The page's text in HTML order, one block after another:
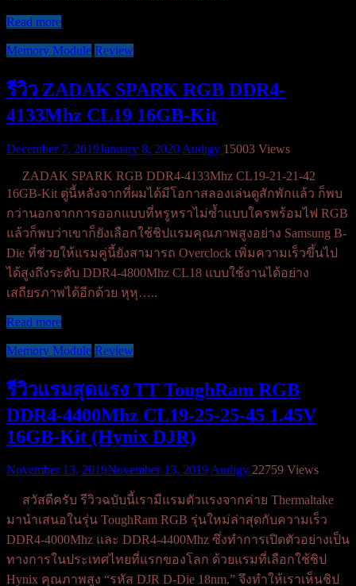
Read more
Memory Module Review
รีวิว ZADAK SPARK RGB DDR4-
4133Mhz CL19 16GB-Kit
December 7, 2019January 8, 2020 Audigy 15003 Views
ZADAK SPARK RGB DDR4-4133Mhz CL19-21-21-42
16GB-Kit ตู่นี้หลังจากที่ผมได้มีโอกาสลองเล่นดูสักพักแล้ว ก็พบ
กว่านอกจากการออกแบบที่หรูหราไม่ซ้ำแบบใครพร้อมไฟ RGB
แล้วก็พบว่าเขาก็ยังเลือกใช้ชิปแรมคุณภาพสูงอย่าง Samsung B-
Die ที่ช่วยให้แรมคู่นี้ยังสามารถ Overclock เพิ่มความเร็วขึ้นไป
ได้สูงถึงระดับ DDR4-4800Mhz CL18 แบบใช้งานได้อย่าง
เสถียรภาพได้อีกด้วย หุหุ…..
Read more
Memory Module Review
รีวิวแรมสุดแรง TT ToughRam RGB
DDR4-4400Mhz CL19-25-25-45 1.45V
16GB-Kit (Hynix DJR)
November 13, 2019November 13, 2019Audigy 22759 Views
สวัสดีครับ รีวิวฉบับนี้เรามีแรมตัวแรงจากค่าย Thermaltake
มานำเสนอในรุ่น ToughRam RGB รุ่นใหม่ล่าสุดกับความเร็ว
DDR4-4000Mhz และ DDR4-4400Mhz ซึ่งทำการเปิดตัวอย่างเป็น
ทางการในประเทศไทยที่แรกของโลก ด้วยแรมที่เลือกใช้ชิป
Hynix คุณภาพสูง “รหัส DJR D-Die 18nm.” จึงทำให้เราเห็นชิป